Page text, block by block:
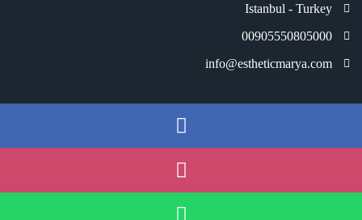
Istanbul - Turkey
00905550805000
info@estheticmarya.com